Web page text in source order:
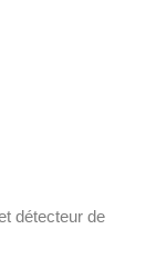
détecteur de